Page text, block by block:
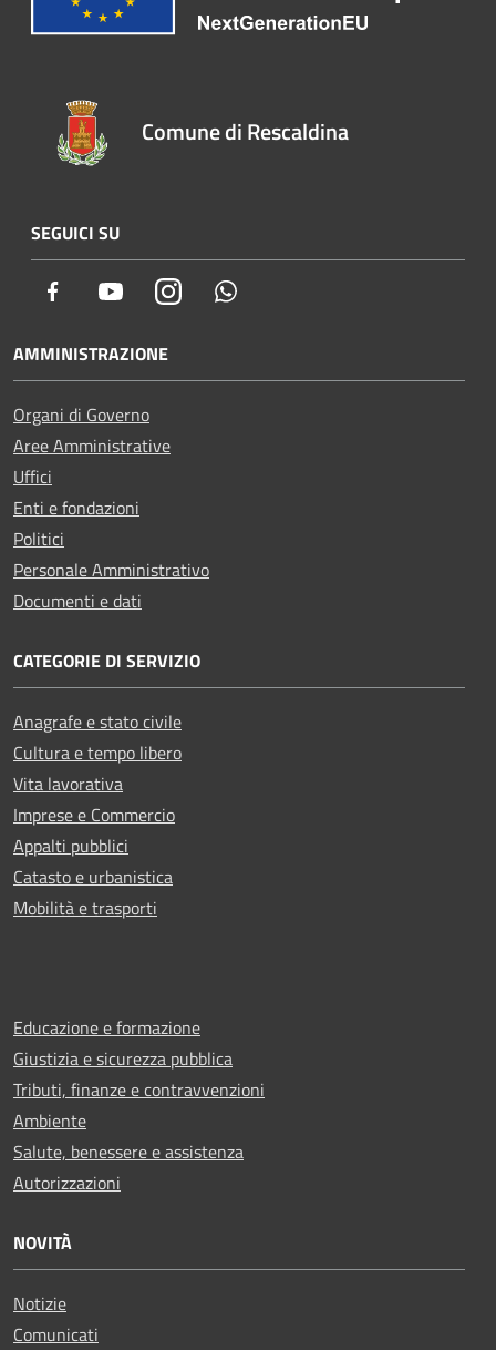
Comune di Rescaldina
SEGUICI SU
Facebook YoutubeInstagram
AMMINISTRAZIONE
Organi di Governo
Aree Amministrative
Uffici
Enti e fondazioni
Politici
Personale Amministrativo
Documenti e dati
CATEGORIE DI SERVIZIO
Anagrafe e stato civile
Cultura e tempo libero
Vita lavorativa
Imprese e Commercio
Appalti pubblici
Catasto e urbanistica
Mobilità e trasporti
Educazione e formazione
Giustizia e sicurezza pubblica
Tributi, finanze e contravvenzioni
Ambiente
Salute, benessere e assistenza
Autorizzazioni
NOVITÀ
Notizie
Comunicati